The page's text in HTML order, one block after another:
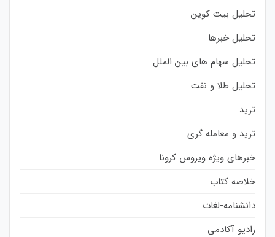
تحلیل بیت کوین
تحلیل خبرها
تحلیل سهام های بین الملل
تحلیل طلا و نفت
ترید
ترید و معامله گری
خبرهای ویژه ویروس کرونا
خلاصه کتاب
دانشنامه-لغات
رادیو آکادمی